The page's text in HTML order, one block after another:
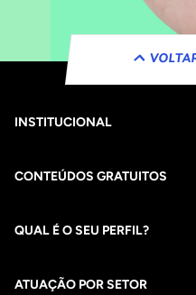
INSTITUCIONAL
CONTEÚDOS GRATUITOS
QUAL É O SEU PERFIL?
ATUAÇÃO POR SETOR